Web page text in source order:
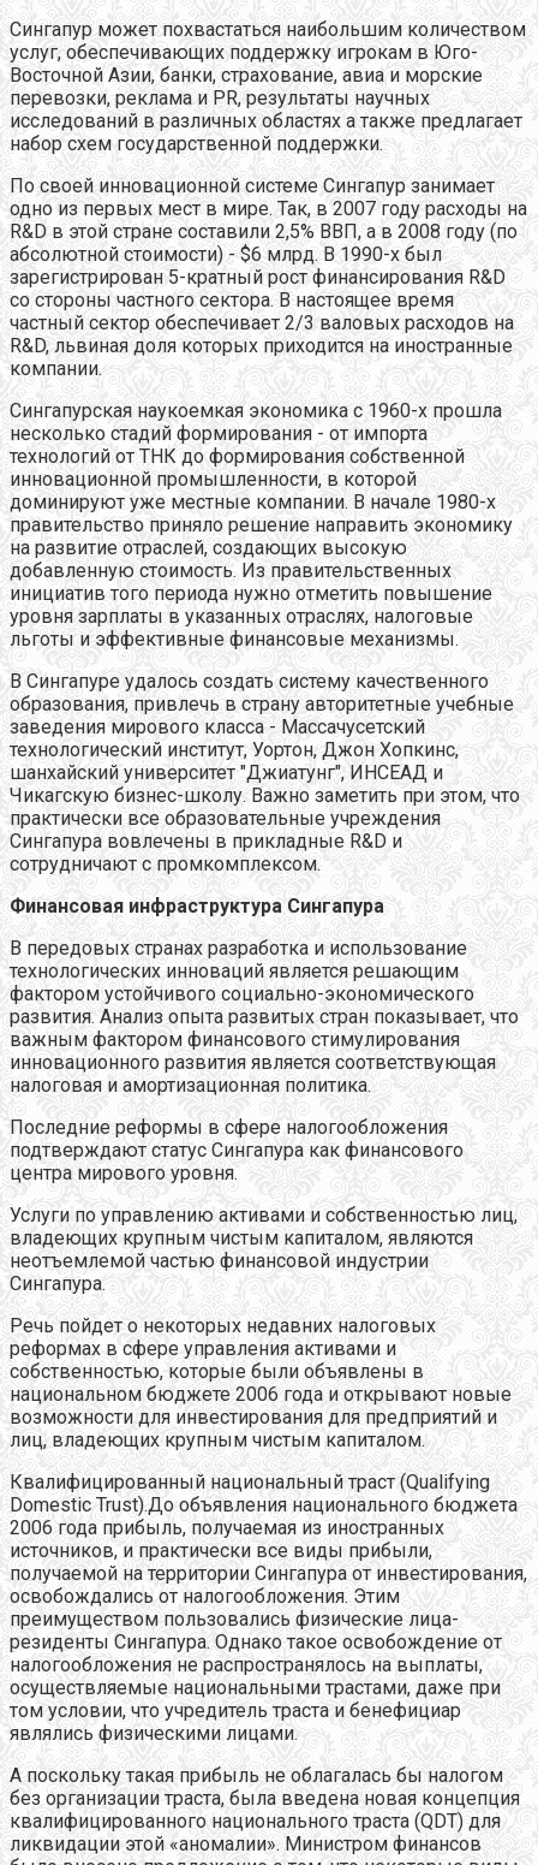
Сингапур может похвастаться наибольшим количеством
услуг, обеспечивающих поддержку игрокам в Юго-
Восточной Азии, банки, страхование, авиа и морские
перевозки, реклама и PR, результаты научных
исследований в различных областях а также предлагает
набор схем государственной поддержки.
По своей инновационной системе Сингапур занимает
одно из первых мест в мире. Так, в 2007 году расходы на
R&D в этой стране составили 2,5% ВВП, а в 2008 году (по
абсолютной стоимости) - $6 млрд. В 1990-х был
зарегистрирован 5-кратный рост финансирования R&D
со стороны частного сектора. В настоящее время
частный сектор обеспечивает 2/3 валовых расходов на
R&D, львиная доля которых приходится на иностранные
компании.
Сингапурская наукоемкая экономика с 1960-х прошла
несколько стадий формирования - от импорта
технологий от ТНК до формирования собственной
инновационной промышленности, в которой
доминируют уже местные компании. В начале 1980-х
правительство приняло решение направить экономику
на развитие отраслей, создающих высокую
добавленную стоимость. Из правительственных
инициатив того периода нужно отметить повышение
уровня зарплаты в указанных отраслях, налоговые
льготы и эффективные финансовые механизмы.
В Сингапуре удалось создать систему качественного
образования, привлечь в страну авторитетные учебные
заведения мирового класса - Массачусетский
технологический институт, Уортон, Джон Хопкинс,
шанхайский университет "Джиатунг", ИНСЕАД и
Чикагскую бизнес-школу. Важно заметить при этом, что
практически все образовательные учреждения
Сингапура вовлечены в прикладные R&D и
сотрудничают с промкомплексом.
Финансовая инфраструктура Сингапура
В передовых странах разработка и использование
технологических инноваций является решающим
фактором устойчивого социально-экономического
развития. Анализ опыта развитых стран показывает, что
важным фактором финансового стимулирования
инновационного развития является соответствующая
налоговая и амортизационная политика.
Последние реформы в сфере налогообложения
подтверждают статус Сингапура как финансового
центра мирового уровня.
Услуги по управлению активами и собственностью лиц,
владеющих крупным чистым капиталом, являются
неотъемлемой частью финансовой индустрии
Сингапура.
Речь пойдет о некоторых недавних налоговых
реформах в сфере управления активами и
собственностью, которые были объявлены в
национальном бюджете 2006 года и открывают новые
возможности для инвестирования для предприятий и
лиц, владеющих крупным чистым капиталом.
Квалифицированный национальный траст (Qualifying
Domestic Trust).До объявления национального бюджета
2006 года прибыль, получаемая из иностранных
источников, и практически все виды прибыли,
получаемой на территории Сингапура от инвестирования,
освобождались от налогообложения. Этим
преимуществом пользовались физические лица-
резиденты Сингапура. Однако такое освобождение от
налогообложения не распространялось на выплаты,
осуществляемые национальными трастами, даже при
том условии, что учредитель траста и бенефициар
являлись физическими лицами.
А поскольку такая прибыль не облагалась бы налогом
без организации траста, была введена новая концепция
квалифицированного национального траста (QDT) для
ликвидации этой «аномалии». Министром финансов